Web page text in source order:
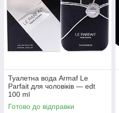
Туалетна вода Armaf Le
Parfait для чоловіків — edt
100 ml
Готово до відправки